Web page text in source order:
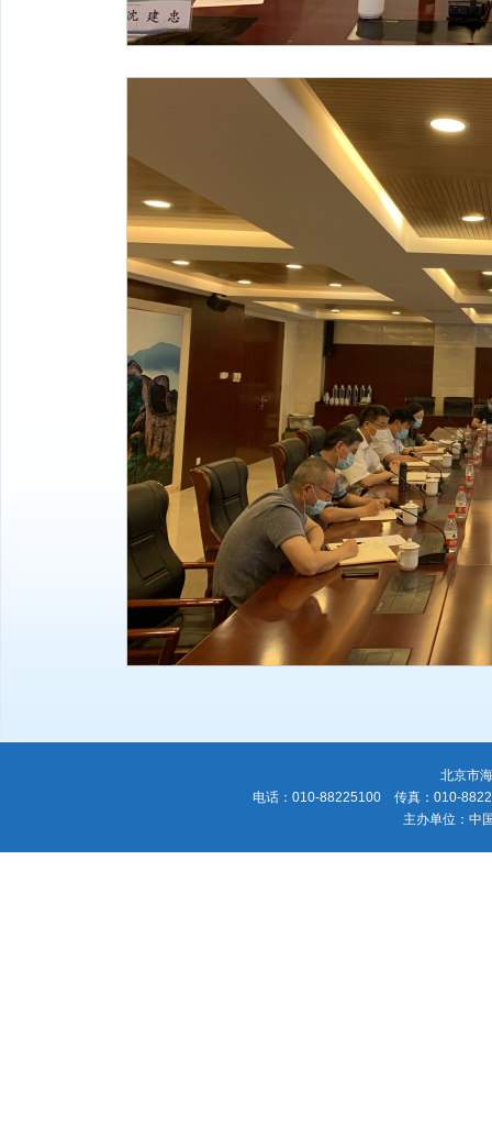
北京市
电话：010-88225100 传真：010-
主办单位：中